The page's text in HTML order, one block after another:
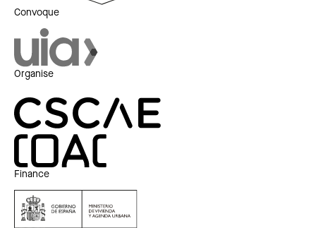
Convoque
Organise
Finance